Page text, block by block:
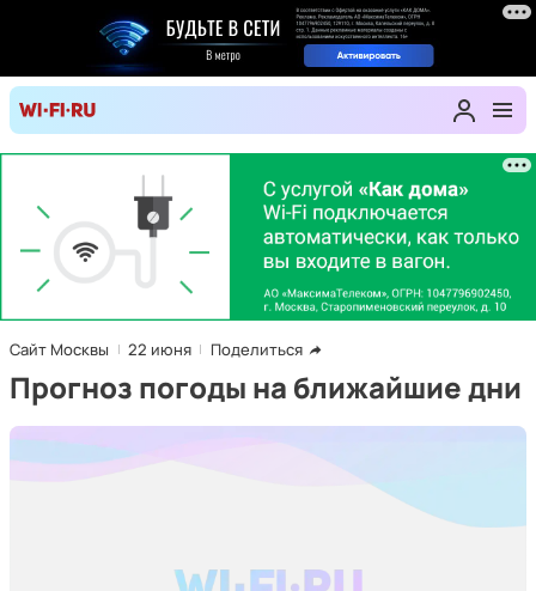
Сайт Москвы 22 июня Поделиться
Прогноз погоды на ближайшие дни